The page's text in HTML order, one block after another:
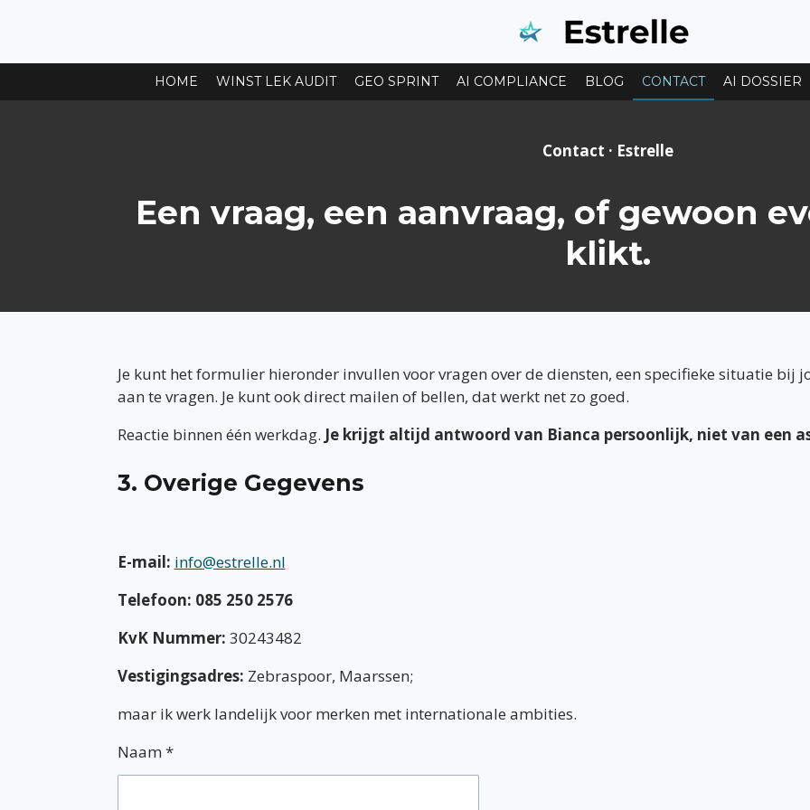
naar
HOME WINST LEK AUDIT GEO SPRINT AI COMPLIANCE BLOG CONTACT AI DOSSIER
Contact · Estrelle
Een vraag, een aanvraag, of gewoon
klikt.
Je kunt het formulier hieronder invullen voor vragen over de diensten, een specifieke situatie bij
aan te vragen. Je kunt ook direct mailen of bellen, dat werkt net zo goed.
Reactie binnen één werkdag. Je krijgt altijd antwoord van Bianca persoonlijk, niet van een
3. Overige Gegevens
E-mail: info@estrelle.nl
Telefoon: 085 250 2576
KvK Nummer: 30243482
Vestigingsadres: Zebraspoor, Maarssen;
maar ik werk landelijk voor merken met internationale ambities.
Naam *